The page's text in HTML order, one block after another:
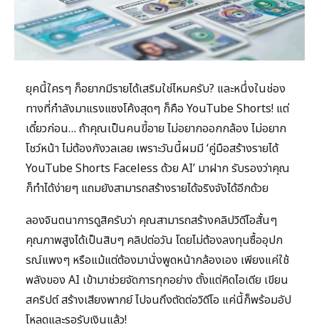
ยุคนี้ใครๆ ก็อยากมีรายได้เสริมใช่ไหมครับ? และหนึ่งในช่อง
ทางที่กำลังมาแรงแซงโค้งสุดๆ ก็คือ YouTube Shorts! แต่
เดี๋ยวก่อน… ถ้าคุณเป็นคนขี้อาย ไม่อยากออกกล้อง ไม่อยาก
โชว์หน้า ไม่ต้องกังวลเลย เพราะวันนี้ผมมี ‘คู่มือสร้างรายได้
YouTube Shorts Faceless ด้วย AI’ มาฝาก รับรองว่าคุณ
ก็ทำได้ง่ายๆ แถมยังสามารถสร้างรายได้จริงจังได้อีกด้วย
ลองจินตนาการดูสิครับว่า คุณสามารถสร้างคลิปวิดีโอสั้นๆ
คุณภาพสูงได้เป็นสิบๆ คลิปต่อวัน โดยไม่ต้องลงทุนซื้ออุปก
รณ์แพงๆ หรือแม้แต่ต้องมานั่งพูดหน้ากล้องเอง เพียงแค่ใช้
พลังของ AI เข้ามาช่วยจัดการทุกอย่าง ตั้งแต่คิดไอเดีย เขียน
สคริปต์ สร้างเสียงพากย์ ไปจนถึงตัดต่อวิดีโอ แค่นี้ก็พร้อมอัป
โหลดและรอรับเงินแล้ว!